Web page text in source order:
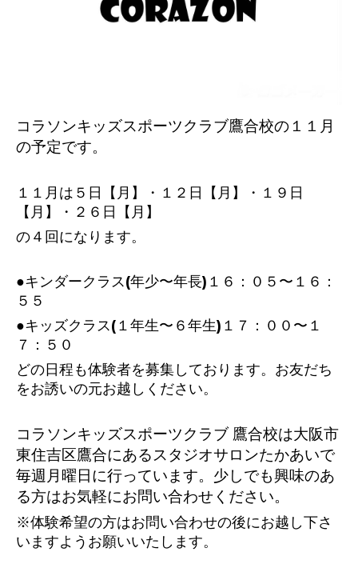
コラソンキッズスポーツクラブ鷹合校の１１ 月
の予定です。
１１月は５日【月】・１２日【月】・１９日
【月】・２６日【月】
の４回になります。
●キンダークラス(年少〜年長)１６：０５〜１６：
５５
●キッズクラス(１年生〜６年生)１７：００〜１
７：５０
どの日程も体験者を募集しております。お友だち
をお誘いの元お越しください。
コラソンキッズスポーツクラブ 鷹合校は大阪市
東住吉区鷹合にあるスタジオサロンたかあいで
毎週月曜日に行っています。少しでも興味のあ
る方はお気軽にお問い合わせください。
※体験希望の方はお問い合わせの後にお越し下さ
いますようお願いいたします。